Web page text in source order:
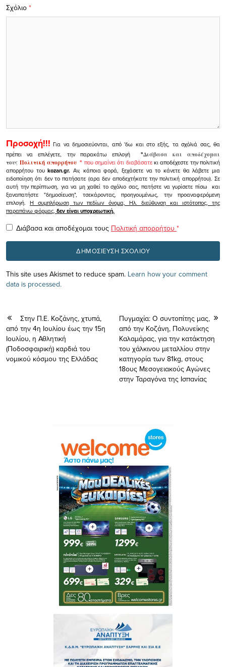
Σχόλιο *
Προσοχή!!! Για να δημοσιεύονται, από 'δω και στο εξής, τα σχόλιά σας, θα
πρέπει να επιλέγετε, την παρακάτω επιλογή
"Διάβασα και αποδέχομαι
τουςΠολιτική απορρήτου" που σημαίνει ότι διαβάσατεκι αποδέχεστε την πολιτική
απορρήτου τουkozan.gr. Αν, κάποια φορά, ξεχάσετε να το κάνετε θα λάβετε μια
ειδοποίηση ότι δεν το πατήσατε (αρα δεν αποδεχτήκατε την πολιτική απορρήτου). Σε
αυτή την περίπτωση, για να μη χαθεί το σχόλιο σας, πατήστε να γυρίσετε πίσω και
ξαναπατήστε "δημοσίευση", τσεκάροντας, προηγουμένως, την προαναφερόμενη
επιλογή.Η συμπλήρωση των πεδίων όνομα, Ηλ. διεύθυνση και ιστότοπος, της
παραπάνω φόρμας, δεν είναι υποχρεωτική.
Διάβασα και αποδέχομαι τους Πολιτική απορρήτου *
This site uses Akismet to reduce spam. Learn how your comment
data is processed.
Στην Π.Ε. Κοζάνης, χτυπά,
από την 4η Ιουλίου έως την 15η
Ιουλίου, η Αθλητική
(Ποδοσφαιρική) καρδιά του
νομικού κόσμου της Ελλάδας
Πυγμαχία: Ο συντοπίτης μας,
από την Κοζάνη, Πολυνείκης
Καλαμάρας, για την κατάκτηση
του χάλκινου μεταλλίου στην
κατηγορία των 81kg, στους
18ους Μεσογειακούς Αγώνες
στην Ταραγόνα της Ισπανίας